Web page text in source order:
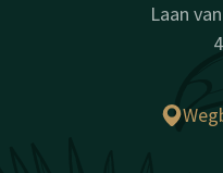
Laan